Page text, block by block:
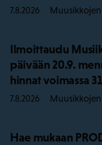
7.8.2026
Ilmoittaudu
päivään 20.9.
hinnat voimassa
7.8.2026
Hae mukaan